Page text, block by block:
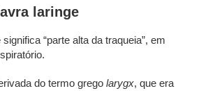
laringe
significa “parte alta da traqueia”, em
do termo grego larygx, que era